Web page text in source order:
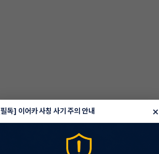
독] 이어카 사칭 사기 주의 안내 ×